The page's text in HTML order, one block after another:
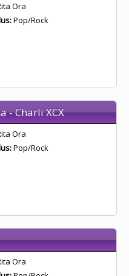
Ora
Pop/Rock
- Charli XCX
Ora
Pop/Rock
Ora